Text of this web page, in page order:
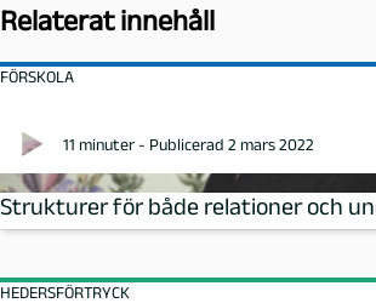
Relaterat innehåll
FÖRSKOLA
11 minuter - Publicerad 2 mars 2022
Strukturer för både relationer och
HEDERSFÖRTRYCK